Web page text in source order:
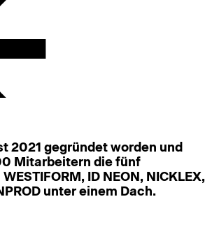
2021 gegründet worden und
Mitarbeitern die fünf
ID NEON, NICKLEX,
unter einem Dach.